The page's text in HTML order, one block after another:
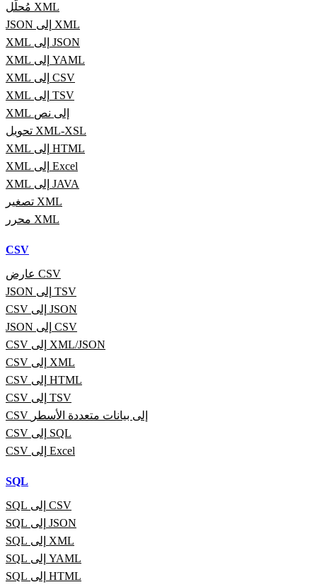
مُحلّل XML
JSON إلى XML
XML إلى JSON
XML إلى YAML
XML إلى CSV
XML إلى TSV
XML إلى نص
تحويل XML-XSL
XML إلى HTML
XML إلى Excel
XML إلى JAVA
تصغير XML
محرر XML
CSV
عارض CSV
JSON إلى TSV
CSV إلى JSON
JSON إلى CSV
CSV إلى XML/JSON
CSV إلى XML
CSV إلى HTML
CSV إلى TSV
CSV إلى بيانات متعددة الأسطر
CSV إلى SQL
CSV إلى Excel
SQL
SQL إلى CSV
SQL إلى JSON
SQL إلى XML
SQL إلى YAML
SQL إلى HTML